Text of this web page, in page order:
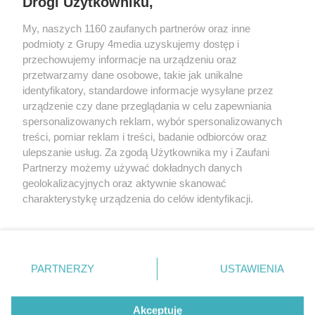
Redakcja Reklama Prywatność
Praca Łódź
the:protocol
Facebook.com
Youtube.com
My, naszych 1160 zaufanych partnerów oraz inne
podmioty z Grupy 4media uzyskujemy dostęp i
przechowujemy informacje na urządzeniu oraz
przetwarzamy dane osobowe, takie jak unikalne
identyfikatory, standardowe informacje wysyłane przez
urządzenie czy dane przeglądania w celu zapewniania
spersonalizowanych reklam, wybór spersonalizowanych
treści, pomiar reklam i treści, badanie odbiorców oraz
ulepszanie usług. Za zgodą Użytkownika my i Zaufani
Partnerzy możemy używać dokładnych danych
geolokalizacyjnych oraz aktywnie skanować
charakterystykę urządzenia do celów identyfikacji.
zmienić/wycofać klikając przycisk ustawień prywatności
znajdujący się w lewym dolnym rogu strony
. Niektóre
użytkownika, ale masz prawo sprzeciwić się takiemu
PARTNERZY USTAWIENIA
Akceptuję